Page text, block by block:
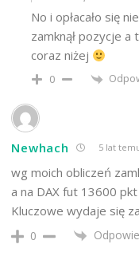
No i opłacało się
zamknął pozycje
coraz niżej
0
Newhach 5 lat
wg moich obliczeń
a na DAX fut 13600
Kluczowe wydaje się
0